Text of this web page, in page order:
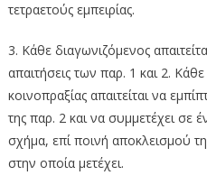
τετραετούς εμπειρίας.
3. Κάθε διαγωνιζόμενος
απαιτήσεις των παρ. 1 και 2.
κοινοπραξίας απαιτείται να
της παρ. 2 και να συμμετέχει σε
σχήμα, επί ποινή αποκλεισμού
στην οποία μετέχει.